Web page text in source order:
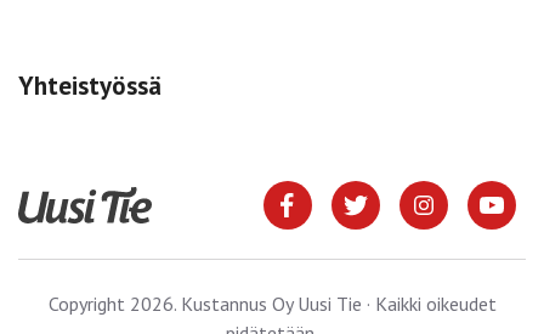
Yhteistyössä
Copyright 2026. Kustannus Oy Uusi Tie · Kaikki oikeudet